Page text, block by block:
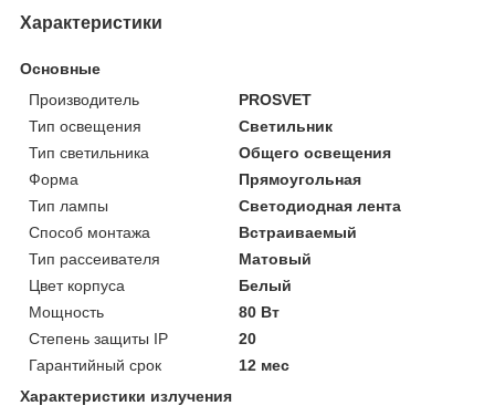
Характеристики
Основные
Производитель
PROSVET
Тип освещения
Светильник
Тип светильника
Общего освещения
Форма
Прямоугольная
Тип лампы
Светодиодная лента
Способ монтажа
Встраиваемый
Тип рассеивателя
Матовый
Цвет корпуса
Белый
Мощность
80 Вт
Степень защиты IP
20
Гарантийный срок
12 мес
Характеристики излучения